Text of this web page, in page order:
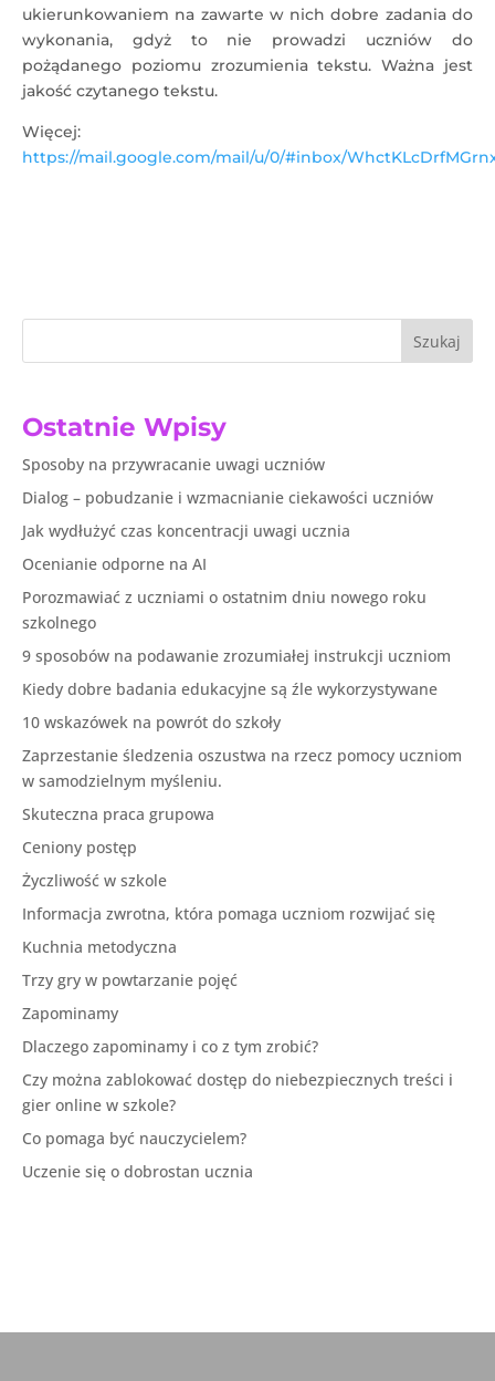
ukierunkowaniem na zawarte w nich dobre zadania do
wykonania, gdyż to nie prowadzi uczniów do
pożądanego poziomu zrozumienia tekstu. Ważna jest
jakość czytanego tekstu.
Więcej:
https://mail.google.com/mail/u/0/#inbox/
Szukaj
Ostatnie Wpisy
Sposoby na przywracanie uwagi uczniów
Dialog – pobudzanie i wzmacnianie ciekawości uczniów
Jak wydłużyć czas koncentracji uwagi ucznia
Ocenianie odporne na AI
Porozmawiać z uczniami o ostatnim dniu nowego roku
szkolnego
9 sposobów na podawanie zrozumiałej instrukcji uczniom
Kiedy dobre badania edukacyjne są źle wykorzystywane
10 wskazówek na powrót do szkoły
Zaprzestanie śledzenia oszustwa na rzecz pomocy uczniom
w samodzielnym myśleniu.
Skuteczna praca grupowa
Ceniony postęp
Życzliwość w szkole
Informacja zwrotna, która pomaga uczniom rozwijać się
Kuchnia metodyczna
Trzy gry w powtarzanie pojęć
Zapominamy
Dlaczego zapominamy i co z tym zrobić?
Czy można zablokować dostęp do niebezpiecznych treści i
gier online w szkole?
Co pomaga być nauczycielem?
Uczenie się o dobrostan ucznia